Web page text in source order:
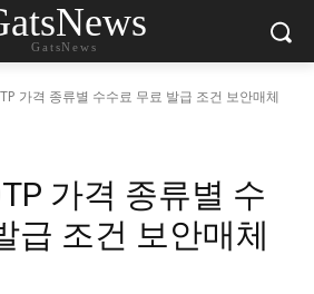
GatsNews
가격 종류별 수수료 무료 발급 조건 보안매체
가격 종류별 수
급 조건 보안매체